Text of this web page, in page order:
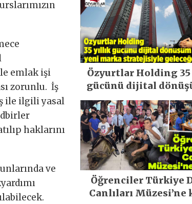
emlak işi
zorunlu. İş
ile ilgili yasal
haklarını
ve
Özyurtlar Holding 35
gücünü dijital
yeni marka
geleceğe
Öğrenciler Türkiye
Canlıları Müzesi’ne